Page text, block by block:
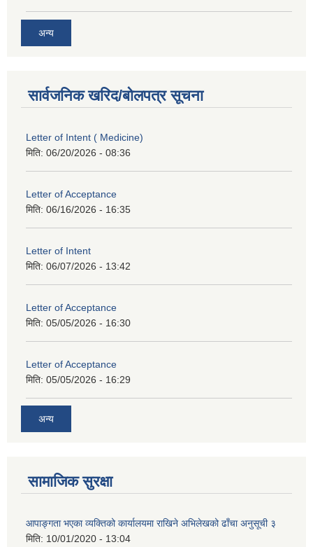
अन्य
सार्वजनिक खरिद/बोलपत्र सूचना
Letter of Intent ( Medicine)
मिति: 06/20/2026 - 08:36
Letter of Acceptance
मिति: 06/16/2026 - 16:35
Letter of Intent
मिति: 06/07/2026 - 13:42
Letter of Acceptance
मिति: 05/05/2026 - 16:30
Letter of Acceptance
मिति: 05/05/2026 - 16:29
अन्य
सामाजिक सुरक्षा
आपाङ्गता भएका व्यक्तिको कार्यालयमा राखिने अभिलेखको ढाँचा अनुसूची ३
मिति: 10/01/2020 - 13:04